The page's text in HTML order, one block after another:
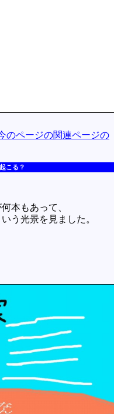
のページの関連ページの
こる？
本もあって、
う光景を見ました。